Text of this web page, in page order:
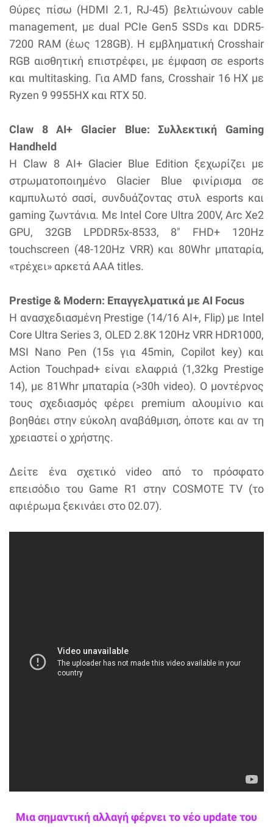
Θύρες πίσω (HDMI 2.1, RJ-45) βελτιώνουν cable
management, με dual PCIe Gen5 SSDs και DDR5-
7200 RAM (έως 128GB). Η εμβληματική Crosshair
RGB αισθητική επιστρέφει, με έμφαση σε esports
και multitasking. Για AMD fans, Crosshair 16 HX με
Ryzen 9 9955HX και RTX 50.
Claw 8 AI+ Glacier Blue: Συλλεκτική Gaming
Handheld
Η Claw 8 AI+ Glacier Blue Edition ξεχωρίζει με
στρωματοποιημένο Glacier Blue φινίρισμα σε
καμπυλωτό σασί, συνδυάζοντας στυλ esports και
gaming ζωντάνια. Με Intel Core Ultra 200V, Arc Xe2
GPU, 32GB LPDDR5x-8533, 8" FHD+ 120Hz
touchscreen (48-120Hz VRR) και 80Whr μπαταρία,
«τρέχει» αρκετά AAA titles.
Prestige & Modern: Επαγγελματικά με AI Focus
Η ανασχεδιασμένη Prestige (14/16 AI+, Flip) με Intel
Core Ultra Series 3, OLED 2.8K 120Hz VRR HDR1000,
MSI Nano Pen (15s για 45min, Copilot key) και
Action Touchpad+ είναι ελαφριά (1,32kg Prestige
14), με 81Whr μπαταρία (>30h video). Ο μοντέρνος
τους σχεδιασμός φέρει premium αλουμίνιο και
βοηθάει στην εύκολη αναβάθμιση, όποτε και αν τη
χρειαστεί ο χρήστης.
Δείτε ένα σχετικό video από το πρόσφατο
επεισόδιο του Game R1 στην COSMOTE TV (το
αφιέρωμα ξεκινάει στο 02.07).
Μια σημαντική αλλαγή φέρνει το νέο update του